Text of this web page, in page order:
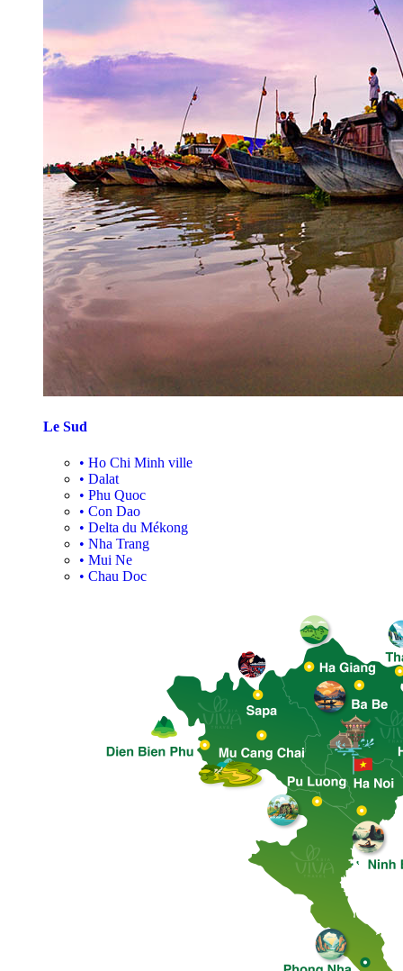
Le Sud
• Ho Chi Minh ville
• Dalat
• Phu Quoc
• Con Dao
• Delta du Mékong
• Nha Trang
• Mui Ne
• Chau Doc